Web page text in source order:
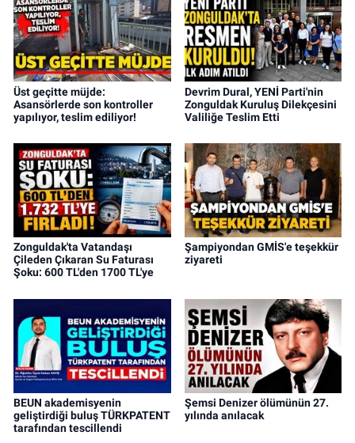
Üst geçitte müjde:
Asansörlerde son kontroller
yapılıyor, teslim ediliyor!
Devrim Dural, YENİ Parti'nin
Zonguldak Kuruluş Dilekçesini
Valiliğe Teslim Etti
Zonguldak'ta Vatandaşı
Çileden Çıkaran Su Faturası
Şoku: 600 TL'den 1700 TL'ye
Şampiyondan GMİS'e teşekkür
ziyareti
BEUN akademisyenin
geliştirdiği buluş TÜRKPATENT
tarafından tescillendi
Şemsi Denizer ölümünün 27.
yılında anılacak